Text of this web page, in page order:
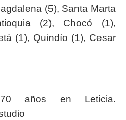
(5), Santa Marta
(2), Chocó (1),
(1), Quindío (1), Cesar
años en Leticia.